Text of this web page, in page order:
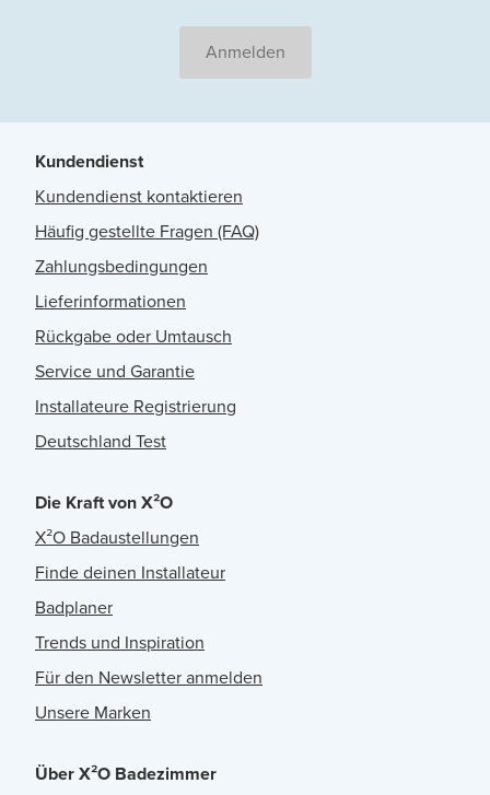
Anmelden
Kundendienst
Kundendienst kontaktieren
Häufig gestellte Fragen (FAQ)
Zahlungsbedingungen
Lieferinformationen
Rückgabe oder Umtausch
Service und Garantie
Installateure Registrierung
Deutschland Test
Die Kraft von X²O
X²O Badaustellungen
Finde deinen Installateur
Badplaner
Trends und Inspiration
Für den Newsletter anmelden
Unsere Marken
Über X²O Badezimmer